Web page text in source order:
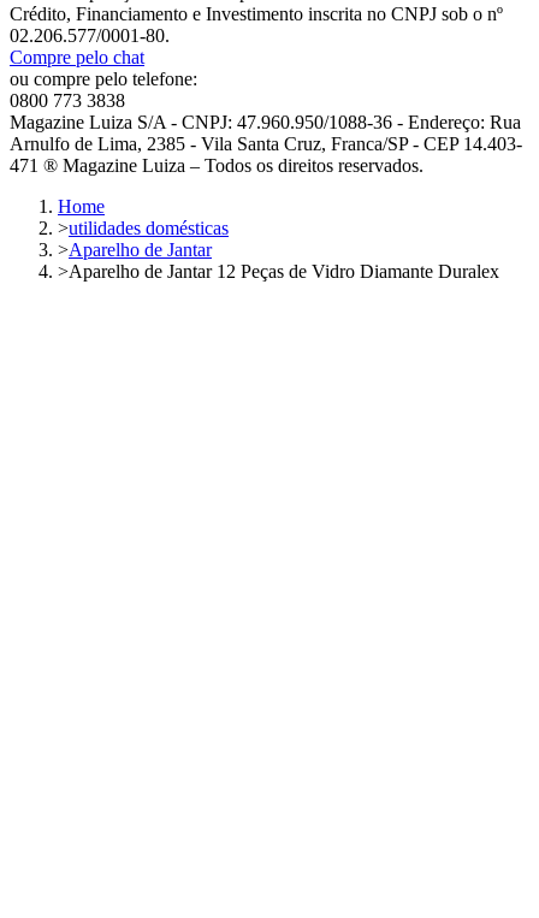
Crédito, Financiamento e Investimento inscrita no CNPJ sob o nº
02.206.577/0001-80.
Compre pelo chat
ou compre pelo telefone:
0800 773 3838
Magazine Luiza S/A - CNPJ: 47.960.950/1088-36 - Endereço: Rua
Arnulfo de Lima, 2385 - Vila Santa Cruz, Franca/SP - CEP 14.403-
471 ® Magazine Luiza – Todos os direitos reservados.
Home
>utilidades domésticas
>Aparelho de Jantar
>Aparelho de Jantar 12 Peças de Vidro Diamante Duralex